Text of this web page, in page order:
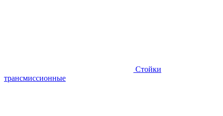
Стойки
трансмиссионные